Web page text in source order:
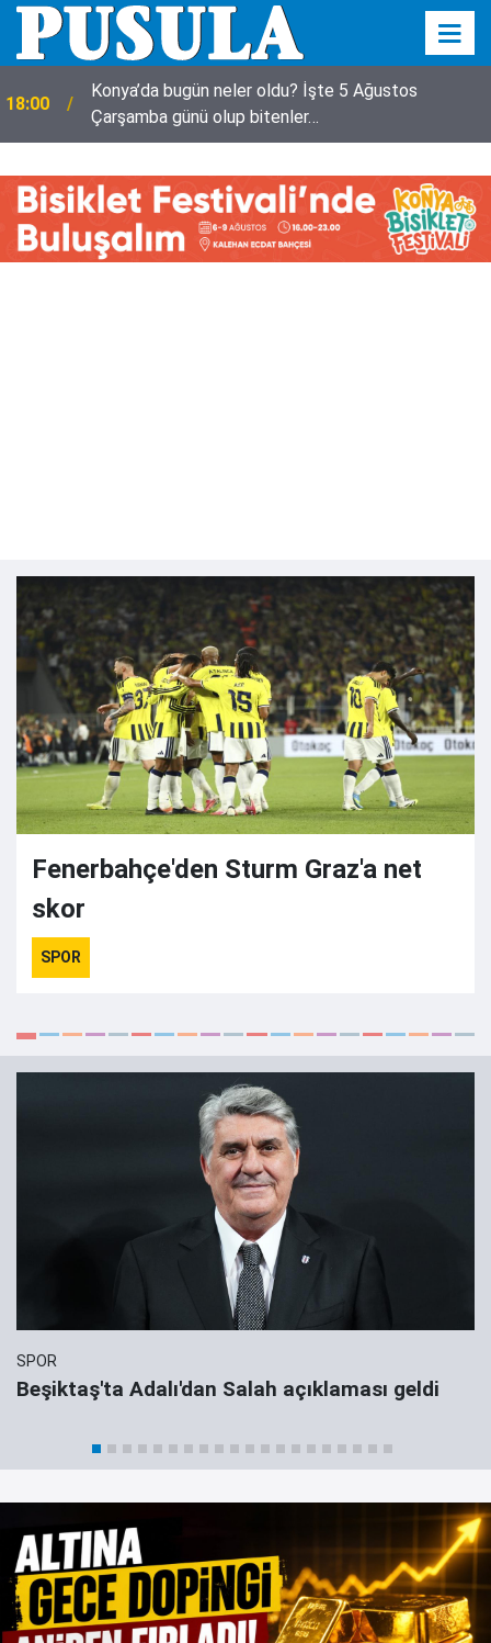
18:00
Konya’da bugün neler oldu? İşte 5 Ağustos
Çarşamba günü olup bitenler…
Fenerbahçe'den Sturm Graz'a net
skor
SPOR
SPOR
Beşiktaş'ta Adalı'dan Salah açıklaması geldi